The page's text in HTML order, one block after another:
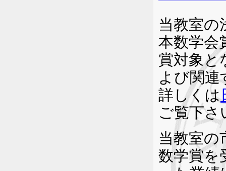
当教室の
本数学会
賞対象と
よび関連
詳しくは
ご覧下さ
当教室の
数学賞を